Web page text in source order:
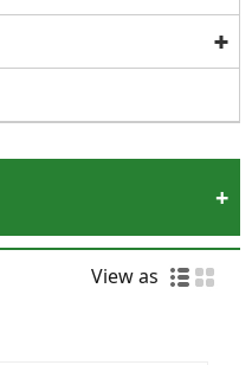
View as